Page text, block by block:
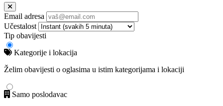
Email adresa
Učestalost
Tip obavijesti
Kategorije i lokacija
Želim obavijesti o oglasima u istim kategorijama i lokaciji
Samo poslodavac